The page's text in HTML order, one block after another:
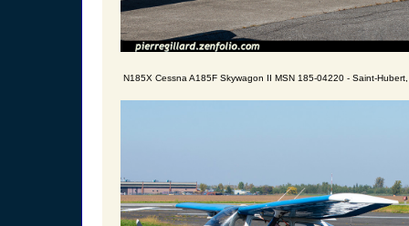
N185X Cessna A185F Skywagon II MSN 185-04220 - Saint-